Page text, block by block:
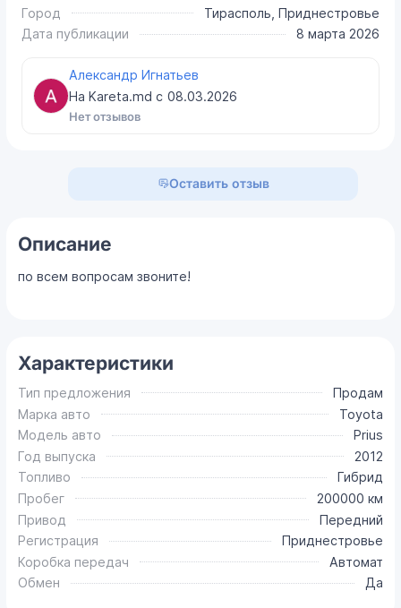
Город
Тирасполь, Приднестровье
Дата публикации
8 марта 2026
Александр Игнатьев
На Kareta.md с 08.03.2026
Нет отзывов
Оставить отзыв
Описание
по всем вопросам звоните!
Характеристики
Тип предложения
Продам
Марка авто
Toyota
Модель авто
Prius
Год выпуска
2012
Топливо
Гибрид
Пробег
200000 км
Привод
Передний
Регистрация
Приднестровье
Коробка передач
Автомат
Обмен
Да